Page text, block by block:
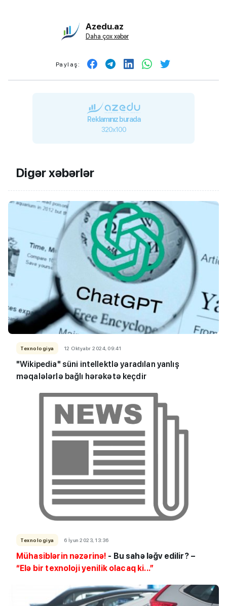
Azedu.az
Daha çox xəbər
Paylaş:
Reklamınız burada
320x100
Digər xəbərlər
Texnologiya 12 Oktyabr 2024, 09:41
"Wikipedia" süni intellektlə yaradılan yanlış
məqalələrlə bağlı hərəkətə keçdir
Texnologiya 6 İyun 2023, 13:36
Mühasiblərin nəzərinə! - Bu sahə ləğv edilir? –
“Elə bir texnoloji yenilik olacaq ki...”